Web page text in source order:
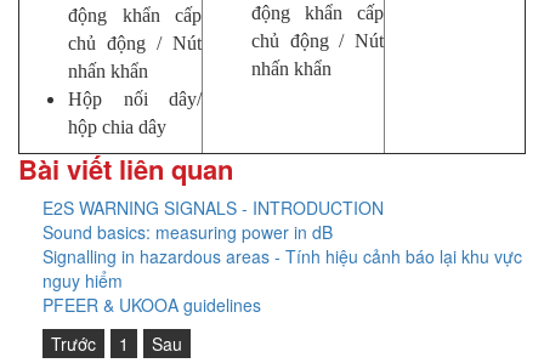
động khẩn cấp
chủ động / Nút
nhấn khẩn
Hộp nối dây/
hộp chia dây
động khẩn cấp
chủ động / Nút
nhấn khẩn
Bài viết liên quan
E2S WARNING SIGNALS - INTRODUCTION
Sound basics: measuring power in dB
Signalling in hazardous areas - Tính hiệu cảnh báo lại khu vực
nguy hiểm
PFEER & UKOOA guidelines
Trước
1 Sau